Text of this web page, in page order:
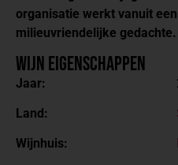
organisatie werkt vanuit
milieuvriendelijke gedachte.
Wijn Eigenschappen
Jaar:
Land:
Wijnhuis: